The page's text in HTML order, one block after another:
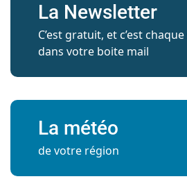
La Newsletter
C’est gratuit, et c’est
dans votre boite mail
La météo
de votre région